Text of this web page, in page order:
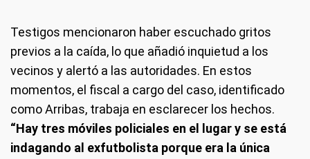
Testigos mencionaron haber escuchado gritos
previos a la caída, lo que añadió inquietud a los
vecinos y alertó a las autoridades. En estos
momentos, el fiscal a cargo del caso, identificado
como Arribas, trabaja en esclarecer los hechos.
“Hay tres móviles policiales en el lugar y se está
indagando al exfutbolista porque era la única